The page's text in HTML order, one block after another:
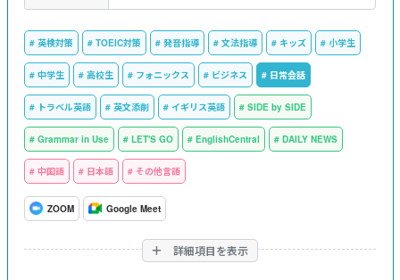
英検対策 TOEIC対策 発音指導 文法指導 キッズ 小学生
中学生 高校生 フォニックス ビジネス 日常会話
トラベル英語 英文添削 イギリス英語 SIDE by SIDE
Grammar in Use LET'S GO EnglishCentral DAILY NEWS
中国語 日本語 その他言語
ZOOM Google Meet
詳細項目を表示